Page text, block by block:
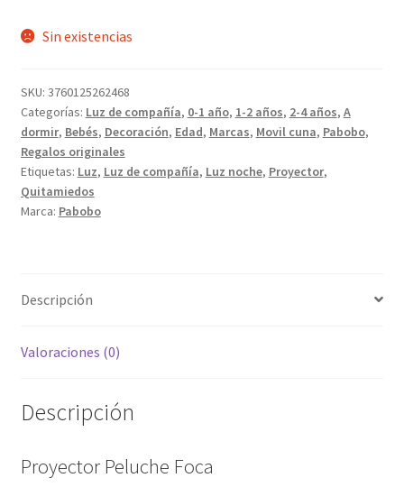
Sin existencias
SKU: 3760125262468
Categorías: Luz de compañía, 0-1 año, 1-2 años, 2-4 años, A
dormir, Bebés, Decoración, Edad, Marcas, Movil cuna, Pabobo,
Regalos originales
Etiquetas: Luz, Luz de compañía, Luz noche, Proyector,
Quitamiedos
Marca: Pabobo
Descripción
Valoraciones (0)
Descripción
Proyector Peluche Foca